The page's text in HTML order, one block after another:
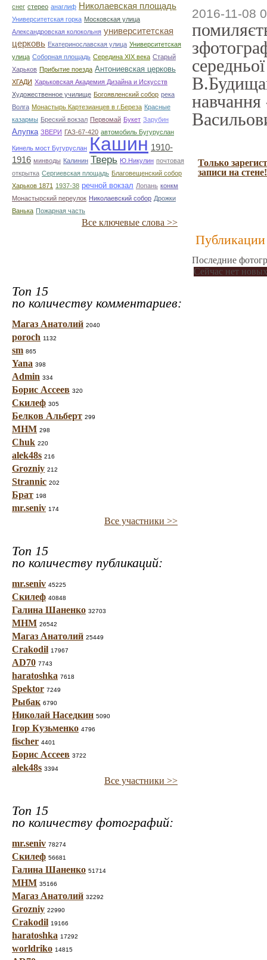
снег стерео анаглиф Николаевская площадь
Университетская горка Московская улица
Александровская колокольня университетская
церковь Екатеринославская улица Университетская
улица Соборная площадь Середина XIX века Старый
Харьков Прибытие поезда Антониевская церковь
ХГАДИ Харьковская Академия Дизайна и Искусств
Художественное училище Богоявленский собор река
Волга Монастырь Картезианцев в г.Береза Красные
казармы Бреский вокзал Первомай Букет Зарубин
Алупка ЗВЕРИ ГАЗ-67-420 автомобиль Бугуруслан
Кинель мост Бугуруслан Кашин 1910-
1916 минводы Калинин Тверь Ю.Никулин почтовая
открытка Сергиевская площадь Благовещенский собор
Харьков 1871 1937-38 речной вокзал Лопань конкм
Монастырский переулок Николаевский собор Дрожки
Ванька Пожарная часть
Все ключевые слова >>
Топ 15
по количеству комментариев:
Магаз Анатолий 2040
poroch 1132
sm 865
Yana 398
Admin 334
Борис Ассеев 320
Скилеф 305
Белков Альберт 299
МНМ 298
Chuk 220
alek48s 216
Grozniy 212
Strannic 202
Брат 198
mr.seniv 174
Все участники >>
Топ 15
по количеству публикаций:
mr.seniv 45225
Скилеф 40848
Галина Шаненко 32703
МНМ 26542
Магаз Анатолий 25449
Crakodil 17967
AD70 7743
haratoshka 7618
Spektor 7249
Рыбак 6790
Николай Наседкин 5090
Ігор Кузьменко 4796
fischer 4401
Борис Ассеев 3722
alek48s 3394
Все участники >>
Топ 15
по количеству фотографий:
mr.seniv 78274
Скилеф 56681
Галина Шаненко 51714
МНМ 35166
Магаз Анатолий 32292
Grozniy 22990
Crakodil 19166
haratoshka 17292
worldriko 14815
2016-11-08
Только
записи на стене!
Публикации
Последние
Сейчас нет